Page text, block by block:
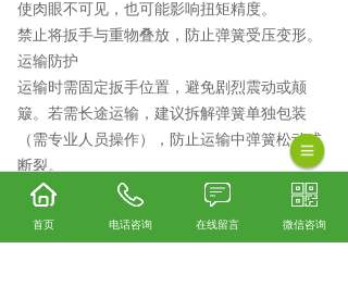
使肉眼不可见，也可能影响扭矩精度。
禁止将扳手与重物叠放，防止弹簧受压变形。
运输防护
运输时需固定扳手位置，避免剧烈震动或颠
簸。若需长途运输，建议拆解弹簧单独包装
（需专业人员操作），防止运输中弹簧松动或
断裂。
五、更换与报废标准
更换时机
弹簧出现明显裂纹、弹性丧失（如无法回弹至
首页 电话咨询 在线留言 微信咨询